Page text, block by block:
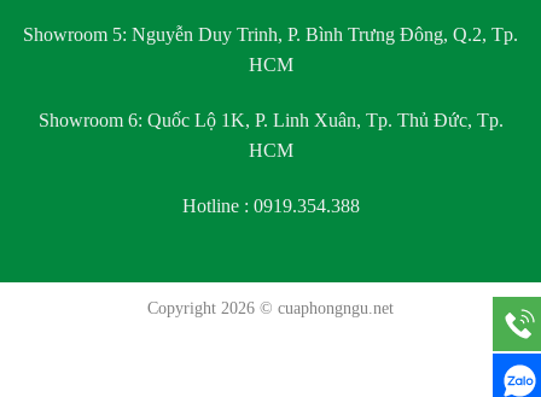
Showroom 5: Nguyễn Duy Trinh, P. Bình Trưng Đông, Q.2, Tp.
HCM
Showroom 6: Quốc Lộ 1K, P. Linh Xuân, Tp. Thủ Đức, Tp.
HCM
Hotline : 0919.354.388
Copyright 2026 © cuaphongngu.net